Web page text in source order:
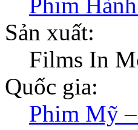
Sản xuất:
Films In
Quốc gia:
Phim Mỹ